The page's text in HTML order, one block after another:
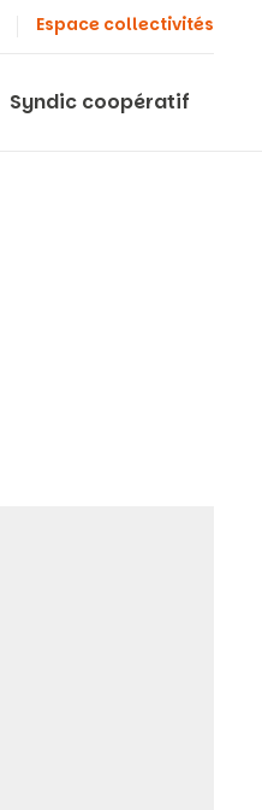
Espace collectivités
Syndic coopératif